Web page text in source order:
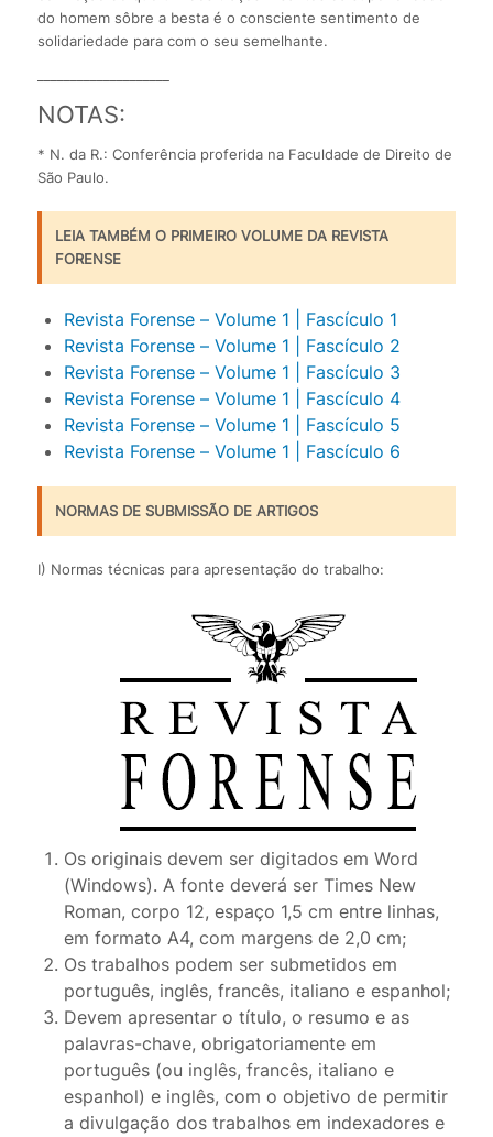
do homem sôbre a besta é o consciente sentimento de
solidariedade para com o seu semelhante.
NOTAS:
* N. da R.: Conferência proferida na Faculdade de Direito de
São Paulo.
LEIA TAMBÉM O PRIMEIRO VOLUME DA REVISTA
FORENSE
Revista Forense – Volume 1 | Fascículo 1
Revista Forense – Volume 1 | Fascículo 2
Revista Forense – Volume 1 | Fascículo 3
Revista Forense – Volume 1 | Fascículo 4
Revista Forense – Volume 1 | Fascículo 5
Revista Forense – Volume 1 | Fascículo 6
NORMAS DE SUBMISSÃO DE ARTIGOS
I) Normas técnicas para apresentação do trabalho:
Os originais devem ser digitados em Word
(Windows). A fonte deverá ser Times New
Roman, corpo 12, espaço 1,5 cm entre linhas,
em formato A4, com margens de 2,0 cm;
Os trabalhos podem ser submetidos em
português, inglês, francês, italiano e espanhol;
Devem apresentar o título, o resumo e as
palavras-chave, obrigatoriamente em
português (ou inglês, francês, italiano e
espanhol) e inglês, com o objetivo de permitir
a divulgação dos trabalhos em indexadores e